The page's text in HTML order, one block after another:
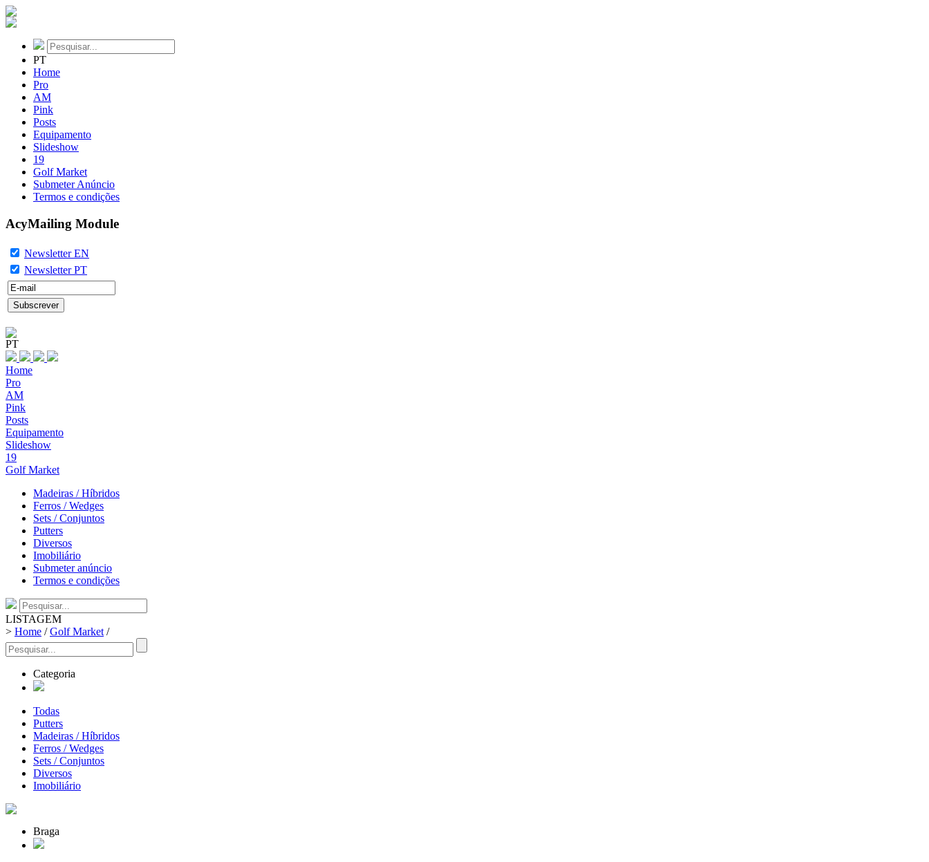
PT
Home
Pro
AM
Pink
Posts
Equipamento
Slideshow
19
Golf Market
Submeter Anúncio
Termos e condições
AcyMailing Module
Newsletter EN
Newsletter PT
PT
Home
Pro
AM
Pink
Posts
Equipamento
Slideshow
19
Golf Market
Madeiras / Híbridos
Ferros / Wedges
Sets / Conjuntos
Putters
Diversos
Imobiliário
Submeter anúncio
Termos e condições
LISTAGEM
> Home /Golf Market/
Categoria
Todas
Putters
Madeiras / Híbridos
Ferros / Wedges
Sets / Conjuntos
Diversos
Imobiliário
Braga